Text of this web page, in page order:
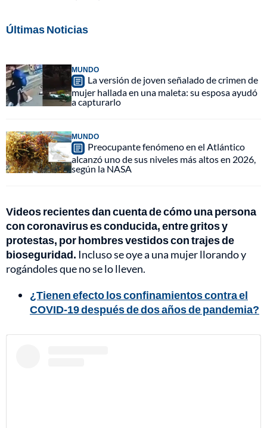
Últimas Noticias
MUNDO
La versión de joven señalado de crimen de
mujer hallada en una maleta: su esposa ayudó
a capturarlo
MUNDO
Preocupante fenómeno en el Atlántico
alcanzó uno de sus niveles más altos en 2026,
según la NASA
Videos recientes dan cuenta de cómo una persona
con coronavirus es conducida, entre gritos y
protestas, por hombres vestidos con trajes de
bioseguridad. Incluso se oye a una mujer llorando y
rogándoles que no se lo lleven.
¿Tienen efecto los confinamientos contra el
COVID-19 después de dos años de pandemia?